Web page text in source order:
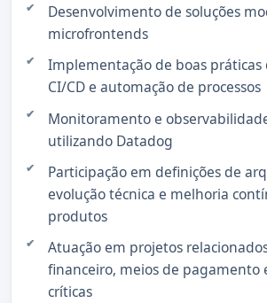
Desenvolvimento de soluções
microfrontends
Implementação de boas práticas
CI/CD e automação de processos
Monitoramento e
utilizando Datadog
Participação em definições de
evolução técnica e melhoria
produtos
Atuação em projetos
financeiro, meios de pagamento
críticas